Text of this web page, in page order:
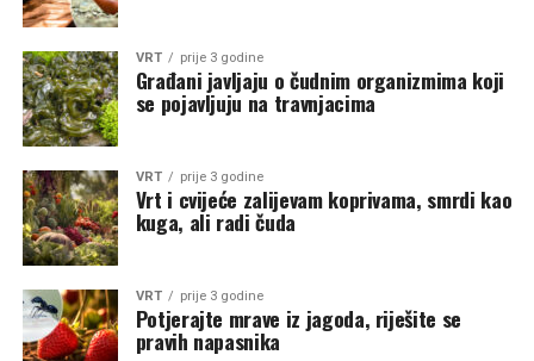
VRT prije 3 godine
Građani javljaju o čudnim organizmima koji
se pojavljuju na travnjacima
VRT prije 3 godine
Vrt i cvijeće zalijevam koprivama, smrdi kao
kuga, ali radi čuda
VRT prije 3 godine
Potjerajte mrave iz jagoda, riješite se
pravih napasnika